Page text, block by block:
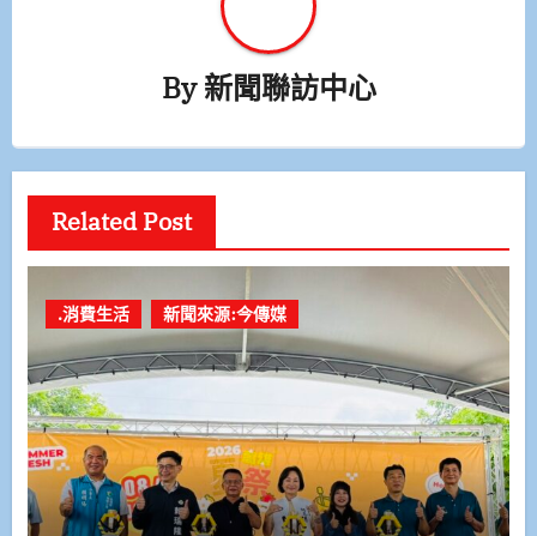
By新聞聯訪中心
Related Post
.消費生活 新聞來源:今傳媒